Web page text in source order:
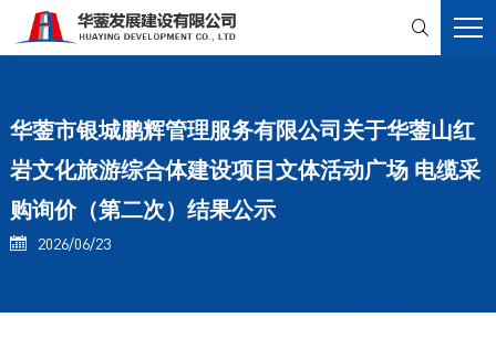

华蓥市银城鹏辉管理服务有限公司关于华蓥山红
岩文化旅游综合体建设项目文体活动广场 电缆采
购询价（第二次）结果公示
 2026/06/23